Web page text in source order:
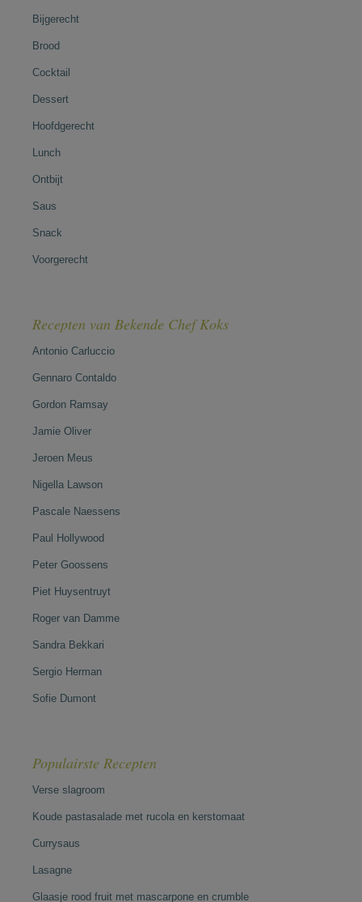
Bijgerecht
Brood
Cocktail
Dessert
Hoofdgerecht
Lunch
Ontbijt
Saus
Snack
Voorgerecht
Recepten van Bekende Chef Koks
Antonio Carluccio
Gennaro Contaldo
Gordon Ramsay
Jamie Oliver
Jeroen Meus
Nigella Lawson
Pascale Naessens
Paul Hollywood
Peter Goossens
Piet Huysentruyt
Roger van Damme
Sandra Bekkari
Sergio Herman
Sofie Dumont
Populairste Recepten
Verse slagroom
Koude pastasalade met rucola en kerstomaat
Currysaus
Lasagne
Glaasje rood fruit met mascarpone en crumble